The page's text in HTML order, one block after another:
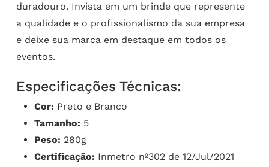
duradouro. Invista em um brinde que represente
a qualidade e o profissionalismo da sua empresa
e deixe sua marca em destaque em todos os
eventos.
Especificações Técnicas:
Cor: Preto e Branco
Tamanho: 5
Peso: 280g
Certificação: Inmetro nº302 de 12/Jul/2021